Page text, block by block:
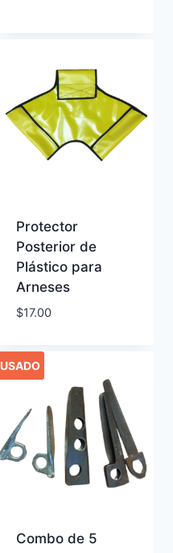
Protector
Posterior de
Plástico para
Arneses
$17.00
USADO
Combo de 5